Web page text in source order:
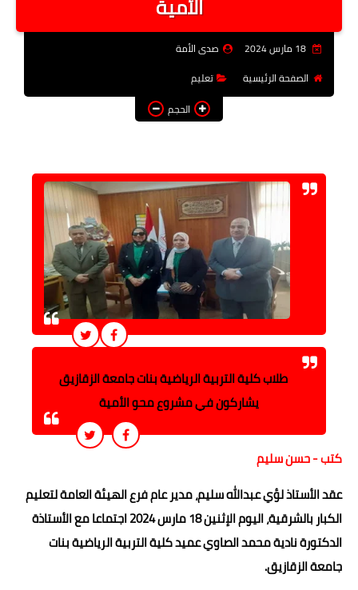
فن وثقافة
توك شو
المزيد
الأمية
18 مارس 2024
صدى الأمة
الصفحة الرئيسية
تعليم
الحجم
طلاب كلية التربية الرياضية بنات جامعة الزقازيق
يشاركون في مشروع محو الأمية
كتب - حسن سليم
عقد الأستاذ لؤي عبدالله سليم، مدير عام فرع الهيئة العامة لتعليم
الكبار بالشرقية، اليوم الإثنين 18 مارس 2024 اجتماعا مع الأستاذة
الدكتورة نادية محمد الصاوي عميد كلية التربية الرياضية بنات
جامعة الزقازيق.